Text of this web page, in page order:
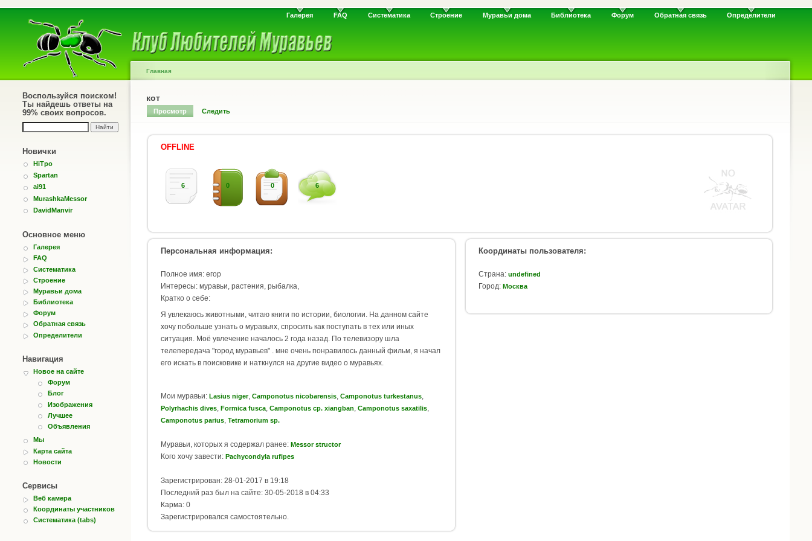
Галерея FAQ Систематика Строение Муравьи дома Библиотека Форум Обратная связь Определители
Воспользуйся поиском!
Ты найдешь ответы на
99% своих вопросов.
Новички
HiTpo
Spartan
ai91
MurashkaMessor
DavidManvir
Основное меню
Галерея
FAQ
Систематика
Строение
Муравьи дома
Библиотека
Форум
Обратная связь
Определители
Навигация
Новое на сайте
Форум
Блог
Изображения
Лучшее
Объявления
Мы
Карта сайта
Новости
Сервисы
Веб камера
Координаты участников
Систематика (tabs)
Главная
кот
Просмотр Следить
OFFLINE
6 0 0 6
Персональная информация:
Полное имя: егор
Интересы: муравьи, растения, рыбалка,
Кратко о себе:
Я увлекаюсь животными, читаю книги по истории, биологии. На данном сайте
хочу побольше узнать о муравьях, спросить как поступать в тех или иных
ситуация. Моё увлечение началось 2 года назад. По телевизору шла
телепередача "город муравьев" . мне очень понравилось данный фильм, я начал
его искать в поисковике и наткнулся на другие видео о муравьях.
Мои муравьи: Lasius niger, Camponotus nicobarensis Camponotus turkestanus
Polyrhachis dives Formica fusca Camponotus сp. xiangban Camponotus saxatilis
Camponotus parius Tetramorium sp.
Муравьи, которых я содержал ранее: Messor structor
Кого хочу завести: Pachycondyla rufipes
Зарегистрирован: 28-01-2017 в 19:18
Последний раз был на сайте: 30-05-2018 в 04:33
Карма: 0
Зарегистрировался самостоятельно.
Координаты пользователя:
Страна: undefined
Город: Москва